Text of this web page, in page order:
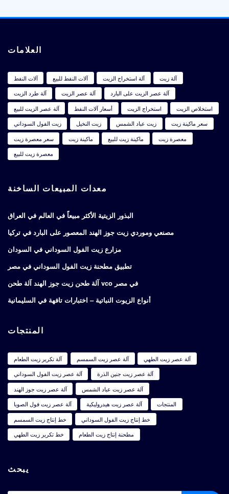
العلامات
آلات النفط آلات النفط للبيع آلة استخراج الزيت
آلة زيت
آلة طرد الزيت
آلة عصر الزيت
آلة عصر الزيت على البارد
آلة عصر الزيت للبيع
أسعار آلات النفط استخراج الزيت
استخلاص الزيت
زيت الفول السوداني
زيت النخيل زيت عباد الشمس
سعر ماكينة زيت
سعر معصرة زيت
ماكينة زيت ماكينة زيت للبيع
معصرة زيت
معصرة زيت للبيع
معدات المبيعات الساخنة
البذور الزيتية الأكثر مبيعاً في العالم في العراق
مصنعي وموردي زيت جوز الهند المعصور على البارد في تركيا
مزارع زيت الفول السوداني في السودان
تطبيق مطحنة زيت الفول السوداني في مصر
آلة طحن زيت جوز الهند آلة طحن vco في مصر
أنواع الزيوت النباتية – اختبارات تافهة في السليمانية
المنتجات
آلة تكرير زيت الطعام آلة عصر زيت السمسم
آلة عصر زيت الطهي
آلة عصر زيت الفول السوداني
آلة عصر زيت جنين الذرة
آلة عصر زيت جوز الهند
آلة عصر زيت عباد الشمس
آلة عصر زيت فول الصويا
آلة عصر زيت هيدروليكية
المنتجات
خط إنتاج زيت السمسم
خط إنتاج زيت الفول السوداني
خط تكرير زيت الطهي
مطحنة إنتاج زيت الطعام
يبحث